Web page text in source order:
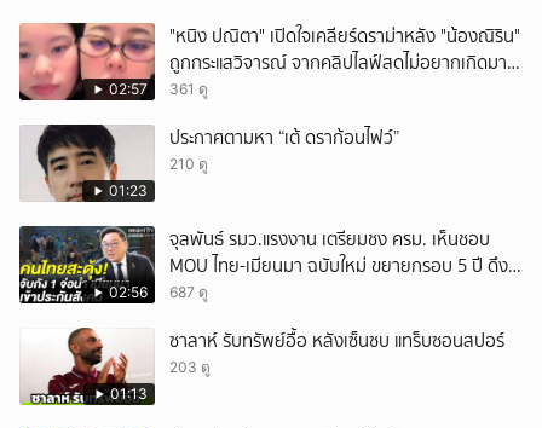
02:57
"หนิง ปณิตา" เปิดใจเคลียร์ดราม่าหลัง "น้องณิริน"
ถูกกระแสวิจารณ์ จากคลิปไลฟ์สดไม่อยากเกิดมา
หน้าเหมือนพ่อ
361 ดู
01:23
ประกาศตามหา “เต้ ดราก้อนไฟว์”
210 ดู
02:56
จุลพันธ์ รมว.แรงงาน เตรียมชง ครม. เห็นชอบ
MOU ไทย-เมียนมา ฉบับใหม่ ขยายกรอบ 5 ปี ดึง
แรงงานเข้าระบบ
687 ดู
01:13
ซาลาห์ รับทรัพย์อื้อ หลังเซ็นซบ แทร็บซอนสปอร์
203 ดู